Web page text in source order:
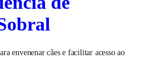
envenenar cães e facilitar acesso ao